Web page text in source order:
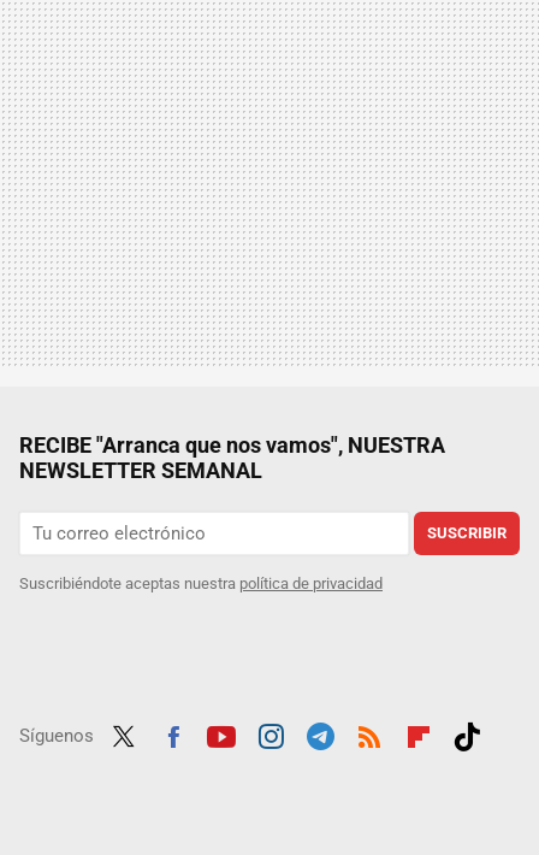
RECIBE "Arranca que nos vamos", NUESTRA
NEWSLETTER SEMANAL
SUSCRIBIR
Suscribiéndote aceptas nuestra política de privacidad
Síguenos